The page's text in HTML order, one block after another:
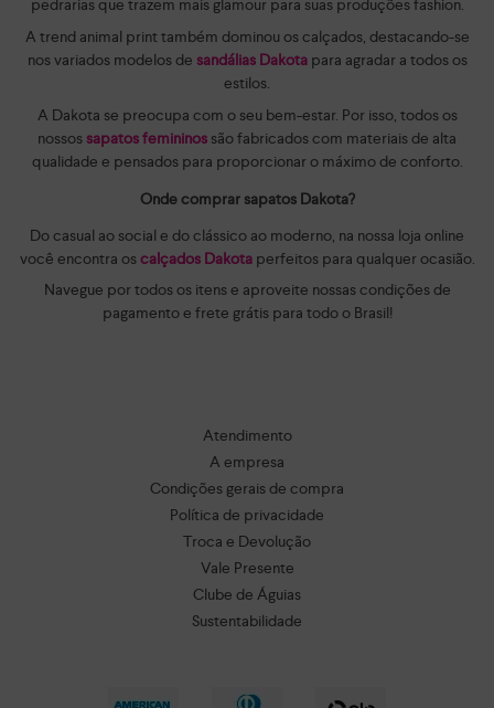
pedrarias que trazem mais glamour para suas produções fashion.
A trend animal print também dominou os calçados, destacando-se
nos variados modelos de sandálias Dakotapara agradar a todos os
estilos.
A Dakota se preocupa com o seu bem-estar. Por isso, todos os
nossos sapatos femininos são fabricados com materiais de alta
qualidade e pensados para proporcionar o máximo de conforto.
Onde comprar sapatos Dakota?
Do casual ao social e do clássico ao moderno, na nossa loja online
você encontra oscalçados Dakotaperfeitos para qualquer ocasião.
Navegue por todos os itens e aproveite nossas condições de
pagamento e frete grátis para todo o Brasil!
Atendimento
A empresa
Condições gerais de compra
Política de privacidade
Troca e Devolução
Vale Presente
Clube de Águias
Sustentabilidade